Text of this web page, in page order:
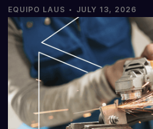
EQUIPO LAUS · JULY 13, 2026